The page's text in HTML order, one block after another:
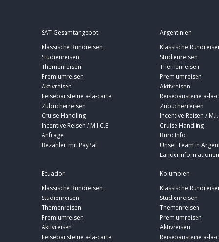
SAT Gesamtangebot
Klassische Rundreisen
Studienreisen
Themenreisen
Premiumreisen
Aktivreisen
Reisebausteine a-la-carte
Zubucherreisen
Cruise Handling
Incentive Reisen / M.I.C.E
Anfrage
Bezahlen mit PayPal
Argentinien
Klassische
Studienreisen
Themenreisen
Premiumreisen
Aktivreisen
Reisebausteine a-la-
Zubucherreisen
Incentive Reisen /
Cruise Handling
Büro Info
Unser Team in
Länderinformationen
Ecuador
Klassische Rundreisen
Studienreisen
Themenreisen
Premiumreisen
Aktivreisen
Reisebausteine a-la-carte
Kolumbien
Klassische
Studienreisen
Themenreisen
Premiumreisen
Aktivreisen
Reisebausteine a-la-